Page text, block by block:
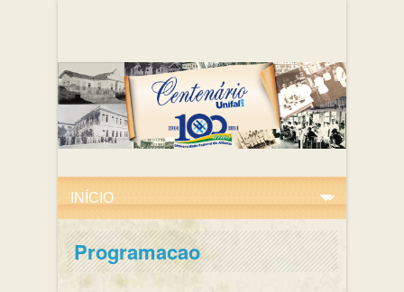
Programacao